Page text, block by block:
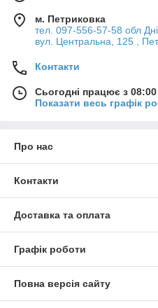
м. Петриковка
тел. 097-556-57-58 обл
вул. Центральна, 125 ,
Контакти
Сьогодні працює з
Показати весь графік
Про нас
Контакти
Доставка та оплата
Графік роботи
Повна версія сайту